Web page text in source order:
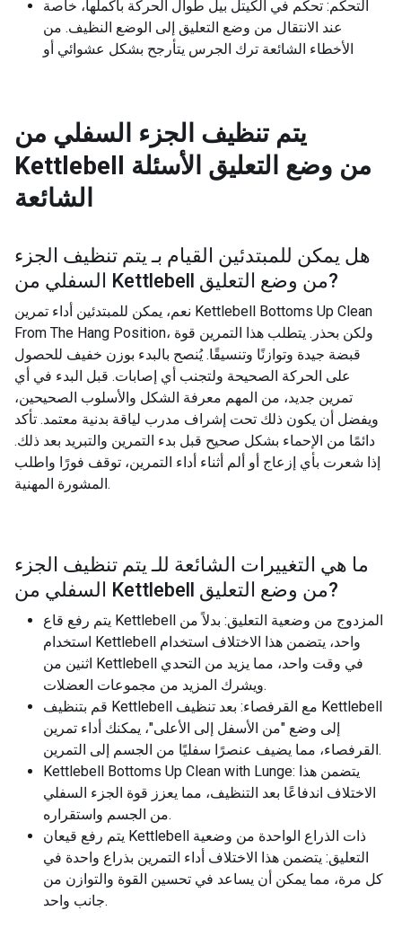
التحكم: تحكم في الكيتل بيل طوال الحركة بأكملها، خاصة
عند الانتقال من وضع التعليق إلى الوضع النظيف. من
الأخطاء الشائعة ترك الجرس يتأرجح بشكل عشوائي أو
يتم تنظيف الجزء السفلي من
Kettlebell من وضع التعليق الأسئلة
الشائعة
هل يمكن للمبتدئين القيام بـ يتم تنظيف الجزء
السفلي من Kettlebell من وضع التعليق?
نعم، يمكن للمبتدئين أداء تمرين Kettlebell Bottoms Up Clean
From The Hang Position، ولكن بحذر. يتطلب هذا التمرين قوة
قبضة جيدة وتوازنًا وتنسيقًا. يُنصح بالبدء بوزن خفيف للحصول
على الحركة الصحيحة ولتجنب أي إصابات. قبل البدء في أي
تمرين جديد، من المهم معرفة الشكل والأسلوب الصحيحين،
ويفضل أن يكون ذلك تحت إشراف مدرب لياقة بدنية معتمد. تأكد
دائمًا من الإحماء بشكل صحيح قبل بدء التمرين والتبريد بعد ذلك.
إذا شعرت بأي إزعاج أو ألم أثناء أداء التمرين، توقف فورًا واطلب
المشورة المهنية.
ما هي التغييرات الشائعة للـ يتم تنظيف الجزء
السفلي من Kettlebell من وضع التعليق?
يتم رفع قاع Kettlebell المزدوج من وضعية التعليق: بدلاً من
استخدام Kettlebell واحد، يتضمن هذا الاختلاف استخدام
اثنين من Kettlebell في وقت واحد، مما يزيد من التحدي
ويشرك المزيد من مجموعات العضلات.
قم بتنظيف Kettlebell مع القرفصاء: بعد تنظيف Kettlebell
إلى وضع "من الأسفل إلى الأعلى"، يمكنك أداء تمرين
القرفصاء، مما يضيف عنصرًا سفليًا من الجسم إلى التمرين.
Kettlebell Bottoms Up Clean with Lunge: يتضمن هذا
الاختلاف اندفاعًا بعد التنظيف، مما يعزز قوة الجزء السفلي
من الجسم واستقراره.
يتم رفع قيعان Kettlebell ذات الذراع الواحدة من وضعية
التعليق: يتضمن هذا الاختلاف أداء التمرين بذراع واحدة في
كل مرة، مما يمكن أن يساعد في تحسين القوة والتوازن من
جانب واحد.